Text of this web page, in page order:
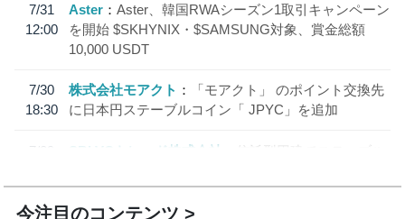
7/31
12:00
Aster
Aster、韓国RWAシーズン1取引キャンペーン
を開始 $SKHYNIX・$SAMSUNG対象、賞金総額
10,000 USDT
7/30
18:30
株式会社モアクト
「モアクト」 のポイント交換先
に日本円ステーブルコイン「 JPYC」を追加
7/29
SBI VCトレード株式会社
信託型円建てステーブル
今注目のコンテンツ